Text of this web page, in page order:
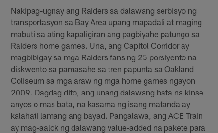
Nakipag-ugnay ang Raiders sa dalawang serbisyo ng
transportasyon sa Bay Area upang mapadali at maging
mabuti sa ating kapaligiran ang pagbiyahe patungo sa
Raiders home games. Una, ang Capitol Corridor ay
magbibigay sa mga Raiders fans ng 25 porsiyento na
diskwento sa pamasahe sa tren papunta sa Oakland
Coliseum sa mga araw ng mga home games ngayon
2009. Dagdag dito, ang unang dalawang bata na kinse
anyos o mas bata, na kasama ng isang matanda ay
kalahati lamang ang bayad. Pangalawa, ang ACE Train
ay mag-aalok ng dalawang value-added na pakete para